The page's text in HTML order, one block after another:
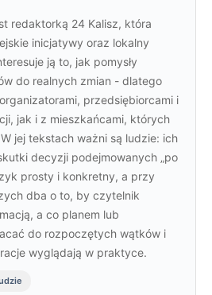
redaktorką 24 Kalisz, która
inicjatywy oraz lokalny
ją to, jak pomysły
do realnych zmian - dlatego
przedsiębiorcami i
jak i z mieszkańcami, których
jej tekstach ważni są ludzie: ich
decyzji podejmowanych „po
prosty i konkretny, a przy
dba o to, by czytelnik
a co planem lub
do rozpoczętych wątków i
wyglądają w praktyce.